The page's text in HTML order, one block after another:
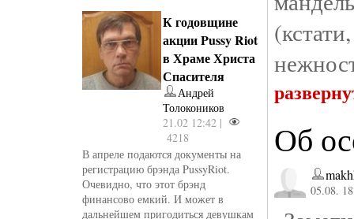
К годовщине
акции Pussy Riot
в Храме Христа
Спасителя
Андрей
Толокоников
21.02 12:42 |
4218
В апреле подаются документы на
регистрацию брэнда PussyRiot.
Очевидно, что этот брэнд
финансово емкий. И может в
дальнейшем пригодиться девушкам
Об
05.08.